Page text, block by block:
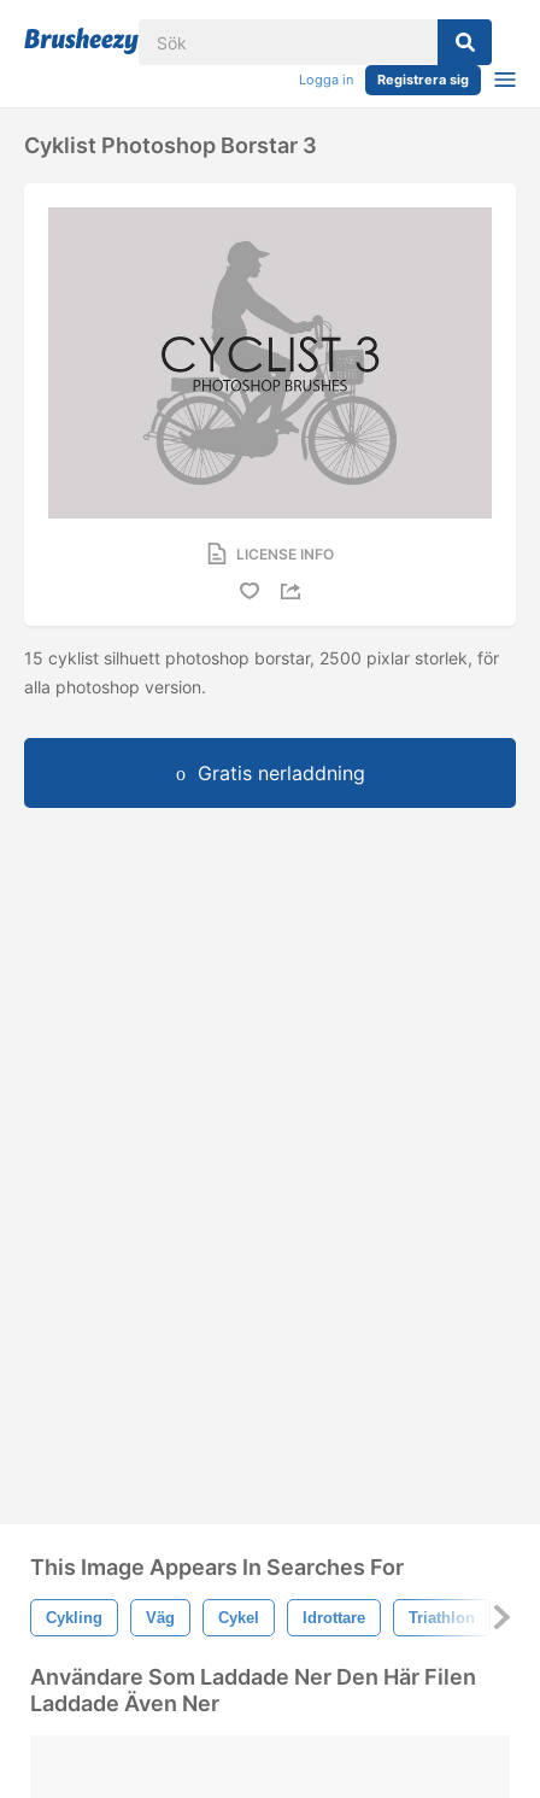
Logga in Registrera sig
Cyklist Photoshop Borstar 3
LICENSE INFO
15 cyklist silhuett photoshop borstar, 2500 pixlar storlek, för
alla photoshop version.
Gratis nerladdning
This Image Appears In Searches For
Cykling Väg Cykel Idrottare Triathlon
Användare Som Laddade Ner Den Här Filen
Laddade Även Ner